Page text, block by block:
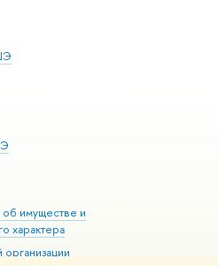
об имуществе и
характера